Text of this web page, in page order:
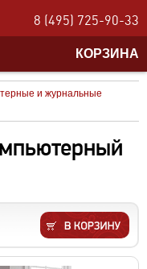
8 (495) 725-90-33
КОРЗИНА
и журнальные